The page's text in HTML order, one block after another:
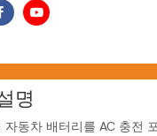
명
자동차 배터리를 AC 충전